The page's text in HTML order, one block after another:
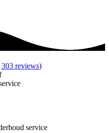
303 reviews)